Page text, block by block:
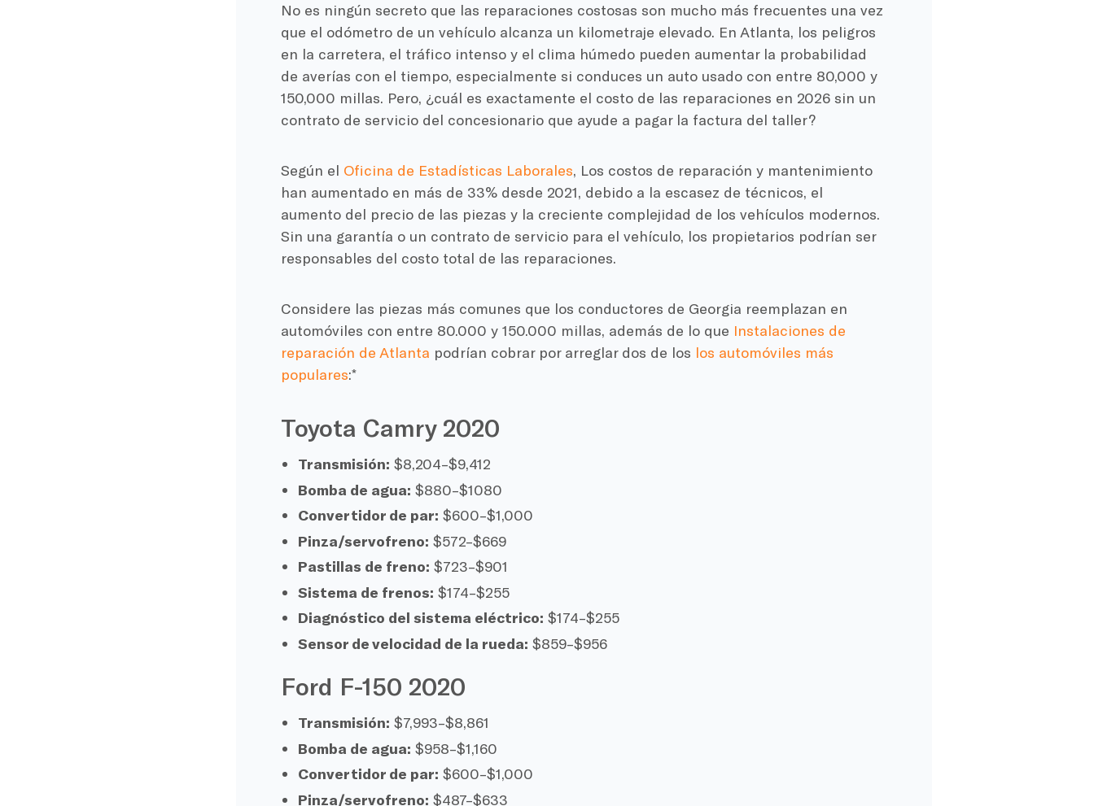
No es ningún secreto que las reparaciones costosas son mucho más frecuentes una vez
que el odómetro de un vehículo alcanza un kilometraje elevado. En Atlanta, los peligros
en la carretera, el tráfico intenso y el clima húmedo pueden aumentar la probabilidad
de averías con el tiempo, especialmente si conduces un auto usado con entre 80,000 y
150,000 millas. Pero, ¿cuál es exactamente el costo de las reparaciones en 2026 sin un
contrato de servicio del concesionario que ayude a pagar la factura del taller?
Según el Oficina de Estadísticas Laborales, Los costos de reparación y mantenimiento
han aumentado en más de 33% desde 2021, debido a la escasez de técnicos, el
aumento del precio de las piezas y la creciente complejidad de los vehículos modernos.
Sin una garantía o un contrato de servicio para el vehículo, los propietarios podrían ser
responsables del costo total de las reparaciones.
Considere las piezas más comunes que los conductores de Georgia reemplazan en
automóviles con entre 80.000 y 150.000 millas, además de lo que Instalaciones de
reparación de Atlanta podrían cobrar por arreglar dos de los los automóviles más
populares:*
Toyota Camry 2020
Transmisión: $8,204–$9,412
Bomba de agua: $880–$1080
Convertidor de par: $600–$1,000
Pinza/servofreno: $572–$669
Pastillas de freno: $723–$901
Sistema de frenos: $174–$255
Diagnóstico del sistema eléctrico: $174–$255
Sensor de velocidad de la rueda: $859–$956
Ford F-150 2020
Transmisión: $7,993–$8,861
Bomba de agua: $958–$1,160
Convertidor de par: $600–$1,000
Pinza/servofreno: $487–$633